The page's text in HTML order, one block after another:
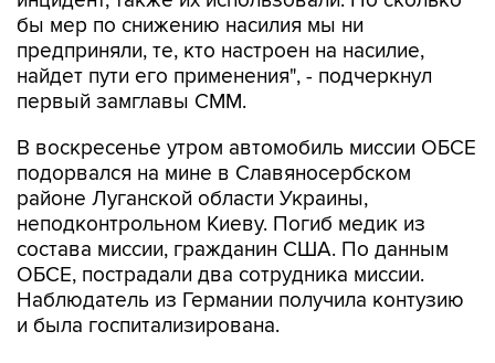
найдет пути его применения", - подчеркнул
первый замглавы СММ.
В воскресенье утром автомобиль миссии ОБСЕ
районе Луганской области Украины,
неподконтрольном Киеву. Погиб медик из
состава миссии, гражданин США. По данным
ОБСЕ, пострадали два сотрудника миссии.
Наблюдатель из Германии получила контузию
и была госпитализирована.
Официальный представитель Народной